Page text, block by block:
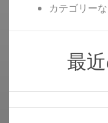
カテゴリー
最